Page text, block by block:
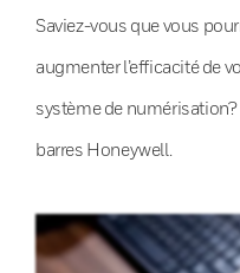
Saviez-vous que vous
augmenter l’efficacité de
système de
barres Honeywell.